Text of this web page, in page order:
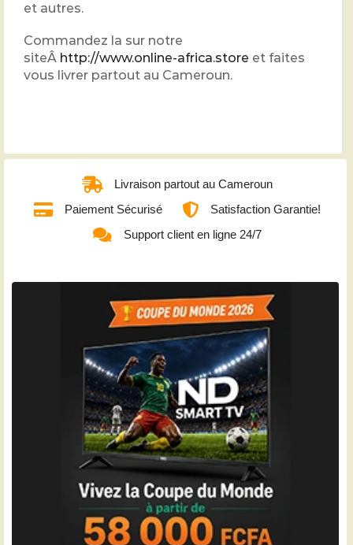
et autres.
Commandez la sur notre
siteÂ http://www.online-africa.store et faites
vous livrer partout au Cameroun.
Livraison partout au Cameroun
Paiement Sécurisé
Satisfaction Garantie!
Support client en ligne 24/7